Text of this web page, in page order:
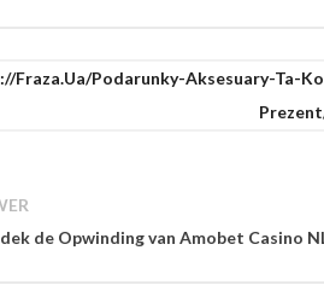
fraza.ua/podarunky-Aksesuary-Ta-
de Opwinding van Amobet Casino